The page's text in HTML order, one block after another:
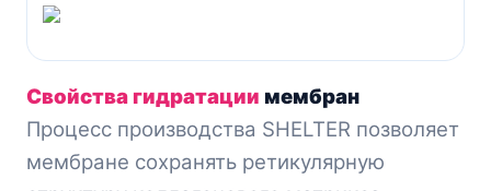
Свойства гидратации мембран
Процесс производства SHELTER позволяет
мембране сохранять ретикулярную